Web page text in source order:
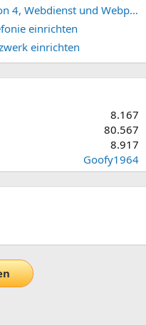
Synology DSM 7.2/7.3, Web Station 4, Webdienst und Webportal erstellen (ehemals vHost)
einrichten
einrichten
8.167
80.567
8.917
Goofy1964